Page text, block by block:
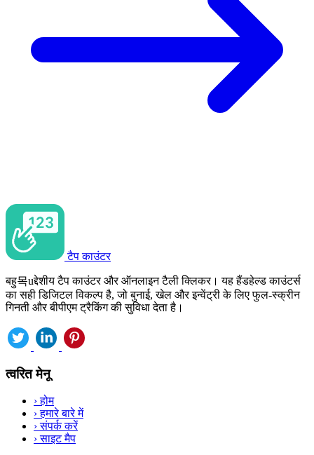
टैप काउंटर
बहु목uद्देशीय टैप काउंटर और ऑनलाइन टैली क्लिकर। यह हैंडहेल्ड काउंटर्स
का सही डिजिटल विकल्प है, जो बुनाई, खेल और इन्वेंट्री के लिए फुल-स्क्रीन
गिनती और बीपीएम ट्रैकिंग की सुविधा देता है।
त्वरित मेनू
›होम
›हमारे बारे में
›संपर्क करें
›साइट मैप